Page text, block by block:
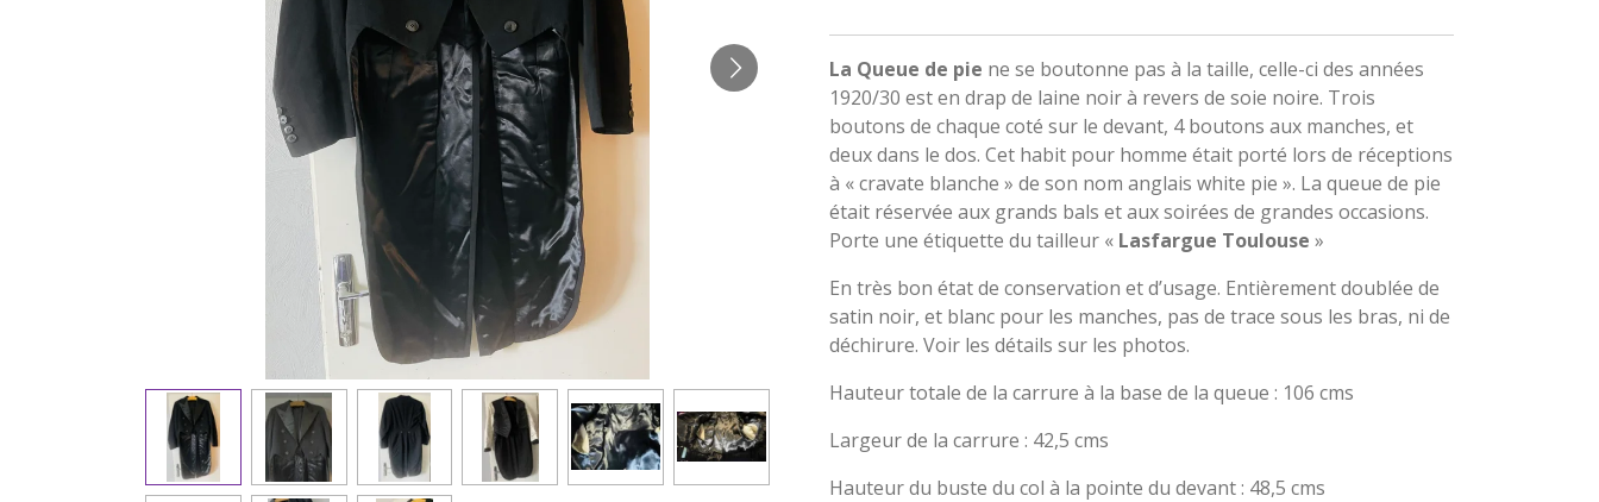
La Queue de pie ne se boutonne pas à la taille, celle-ci des années
1920/30 est en drap de laine noir à revers de soie noire. Trois
boutons de chaque coté sur le devant, 4 boutons aux manches, et
deux dans le dos. Cet habit pour homme était porté lors de réceptions
à « cravate blanche » de son nom anglais white pie ». La queue de pie
était réservée aux grands bals et aux soirées de grandes occasions.
Porte une étiquette du tailleur « Lasfargue Toulouse »
En très bon état de conservation et d’usage. Entièrement doublée de
satin noir, et blanc pour les manches, pas de trace sous les bras, ni de
déchirure. Voir les détails sur les photos.
Hauteur totale de la carrure à la base de la queue : 106 cms
Largeur de la carrure : 42,5 cms
Hauteur du buste du col à la pointe du devant : 48,5 cms